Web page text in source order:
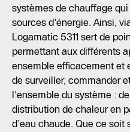
systèmes de chauffage
sources d'énergie. Ainsi,
Logamatic 5311 sert de
permettant aux différents
ensemble efficacement et
de surveiller, commander
l'ensemble du système :
distribution de chaleur en
d’eau chaude. Que ce